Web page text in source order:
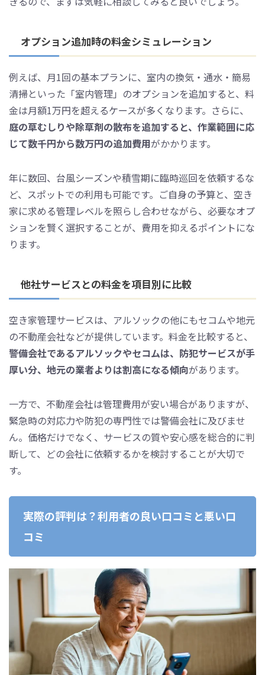
オプション追加時の料金シミュレーション
例えば、月1回の基本プランに、室内の換気・通水・簡易
清掃といった「室内管理」のオプションを追加すると、料
金は月額1万円を超えるケースが多くなります。さらに、
庭の草むしりや除草剤の散布を追加すると、作業範囲に応
じて数千円から数万円の追加費用がかかります。
年に数回、台風シーズンや積雪期に臨時巡回を依頼するな
ど、スポットでの利用も可能です。ご自身の予算と、空き
家に求める管理レベルを照らし合わせながら、必要なオプ
ションを賢く選択することが、費用を抑えるポイントにな
ります。
他社サービスとの料金を項目別に比較
空き家管理サービスは、アルソックの他にもセコムや地元
の不動産会社などが提供しています。料金を比較すると、
警備会社であるアルソックやセコムは、防犯サービスが手
厚い分、地元の業者よりは割高になる傾向があります。
一方で、不動産会社は管理費用が安い場合がありますが、
緊急時の対応力や防犯の専門性では警備会社に及びませ
ん。価格だけでなく、サービスの質や安心感を総合的に判
断して、どの会社に依頼するかを検討することが大切で
す。
実際の評判は？利用者の良い口コミと悪い口
コミ